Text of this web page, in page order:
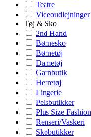
Teatre
Videoudlejninger
Tøj & Sko
2nd Hand
Børnesko
Børnetøj
Dametøj
Garnbutik
Herretøj
Lingerie
Pelsbutikker
Plus Size Fashion
Renseri/Vaskeri
Skobutikker